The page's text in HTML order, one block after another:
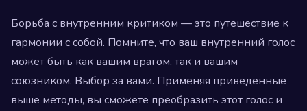
Борьба с внутренним критиком — это путешествие к
гармонии с собой. Помните, что ваш внутренний голос
может быть как вашим врагом, так и вашим
союзником. Выбор за вами. Применяя приведенные
выше методы, вы сможете преобразить этот голос и